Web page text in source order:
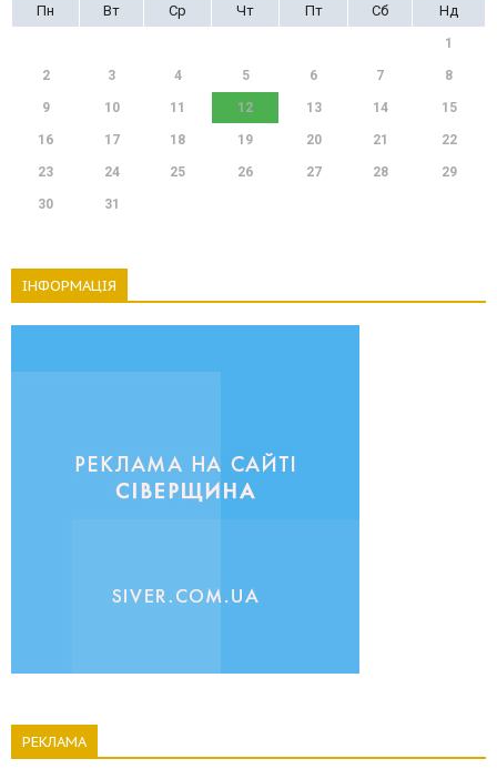
Пн
Вт Ср Чт Пт Сб Нд
1
2 3 4 5 6 7 8
9 10 11 12 13 14 15
16 17 18 19 20 21 22
23 24 25 26 27 28 29
30 31
ІНФОРМАЦІЯ
РЕКЛАМА